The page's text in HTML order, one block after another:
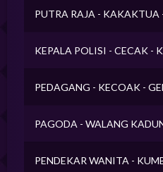
PUTRA RAJA - KAKAKTUA
KEPALA POLISI - CECAK -
PEDAGANG - KECOAK -
PAGODA - WALANG
PENDEKAR WANITA -